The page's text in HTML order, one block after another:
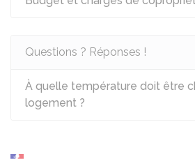
Questions ? Réponses !
À quelle température doit être
logement ?